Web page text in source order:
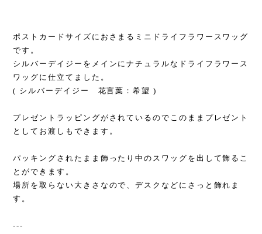
ポストカードサイズにおさまるミニドライフラワースワッグ
です。
シルバーデイジーをメインにナチュラルなドライフラワース
ワッグに仕立てました。
( シルバーデイジー 花言葉：希望 )
プレゼントラッピングがされているのでこのままプレゼント
としてお渡しもできます。
パッキングされたまま飾ったり中のスワッグを出して飾るこ
とができます。
場所を取らない大きさなので、デスクなどにさっと飾れま
す。
---